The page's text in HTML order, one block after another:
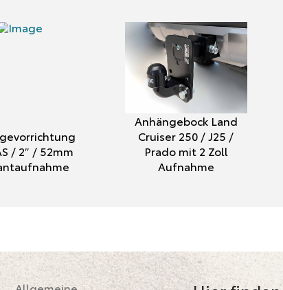
/ 2″ / 52mm
Anhängebock Land
Cruiser 250 / J25 /
Prado mit 2 Zoll
Aufnahme